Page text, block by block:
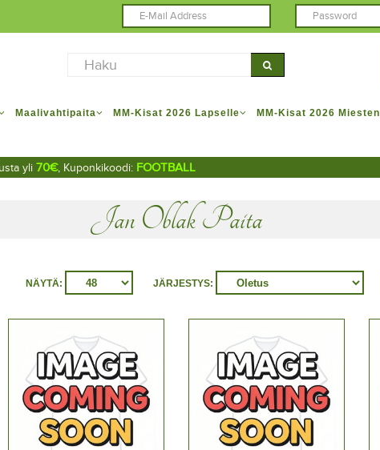
Maalivahtipaita MM-Kisat 2026 Lapselle MM-Kisat 2026 Miesten
yli 70€, Kuponkikoodi: FOOTBALL
Jan Oblak Paita
JÄRJESTYS:
NÄYTÄ: